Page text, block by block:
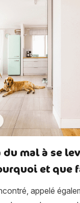
mal à se
et que
appelé